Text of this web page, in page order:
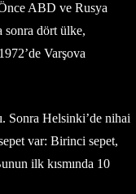
ABD ve Rusya
sonra dört ülke,
Varşova
Sonra Helsinki’de nihai
var: Birinci sepet,
ilk kısmında 10